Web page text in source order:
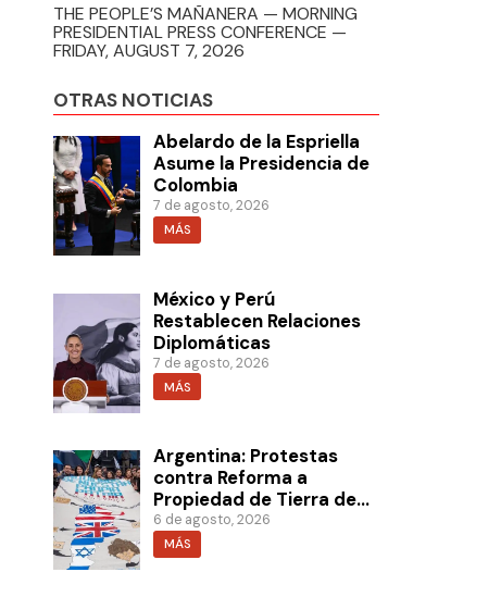
THE PEOPLE’S MAÑANERA — MORNING
PRESIDENTIAL PRESS CONFERENCE —
FRIDAY, AUGUST 7, 2026
OTRAS NOTICIAS
Abelardo de la Espriella
Asume la Presidencia de
Colombia
7 de agosto, 2026
MÁS
México y Perú
Restablecen Relaciones
Diplomáticas
7 de agosto, 2026
MÁS
Argentina: Protestas
contra Reforma a
Propiedad de Tierra de
Milei
6 de agosto, 2026
MÁS